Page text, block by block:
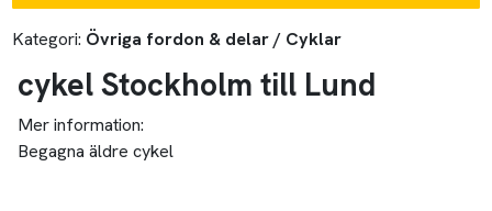
Kategori: Övriga fordon & delar / Cyklar
cykel Stockholm till Lund
Mer information:
Begagna äldre cykel